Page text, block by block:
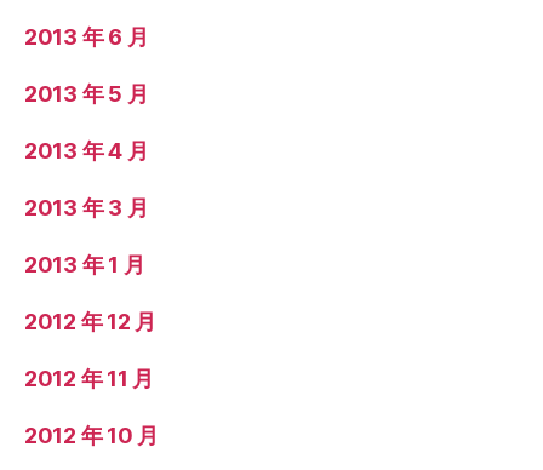
2013 年 6 月
2013 年 5 月
2013 年 4 月
2013 年 3 月
2013 年 1 月
2012 年 12 月
2012 年 11 月
2012 年 10 月